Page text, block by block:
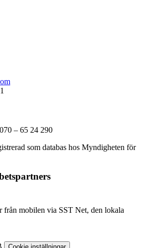
– 65 24 290
som databas hos Myndigheten för
från mobilen via SST Net, den lokala